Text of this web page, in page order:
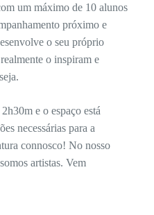
um máximo de 10 alunos
próximo e
o seu próprio
o inspiram e
e o espaço está
necessárias para a
connosco! No nosso
artistas. Vem